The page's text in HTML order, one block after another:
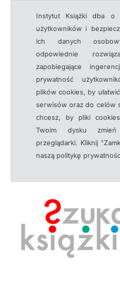
Instytut Książki dba o
użytkowników i
ich danych
odpowiednie
zapobiegające
prywatność
plików cookies, by
serwisów oraz do celów
chcesz, by pliki
Twoim dysku
przeglądarki. Kliknij
naszą politykę